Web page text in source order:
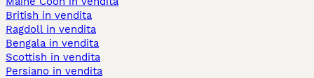
British in vendita
Ragdoll in vendita
Bengala in vendita
Scottish in vendita
Persiano in vendita